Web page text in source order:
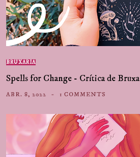
BRUXARIA
Spells for Change - Crítica de Bruxa
ABR. 8, 2022 1 COMMENTS